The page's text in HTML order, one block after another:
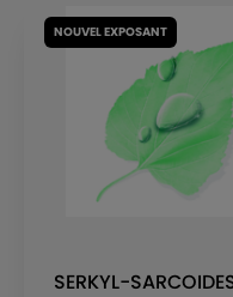
NOUVEL EXPOSANT
SERKYL-